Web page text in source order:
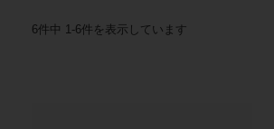
6件中 1-6